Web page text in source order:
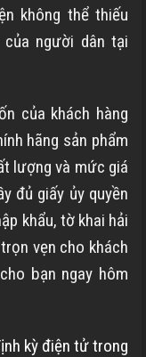
không thể thiếu
người dân tại
của khách hàng
hãng sản phẩm
lượng và mức giá
đủ giấy ủy quyền
khẩu, tờ khai hải
vẹn cho khách
bạn ngay hôm
kỳ điện tử trong